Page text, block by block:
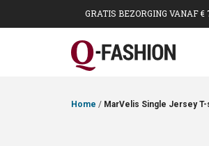
GRATIS BEZORGING VANAF €
Home / MarVelis Single Jersey